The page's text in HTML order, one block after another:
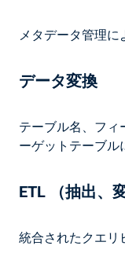
メタデータ管理に
データ変換
テーブル名、フィ
ーゲットテーブル
ETL （抽出、
統合されたクエリ